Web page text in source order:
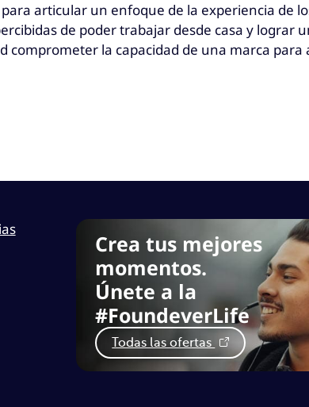
articular un enfoque de la experiencia de
de poder trabajar desde casa y lograr
comprometer la capacidad de una marca
Crea tus mejores
momentos.
Únete a la
#FoundeverLife
Todas las ofertas